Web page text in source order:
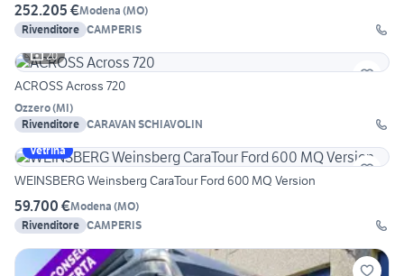
252.205 €Modena (MO)
Rivenditore CAMPERIS
20
ACROSS Across 720
Ozzero(MI)
Rivenditore CARAVAN SCHIAVOLIN
Vetrina
WEINSBERG Weinsberg CaraTour Ford 600 MQ Version
59.700 €Modena (MO)
Rivenditore CAMPERIS